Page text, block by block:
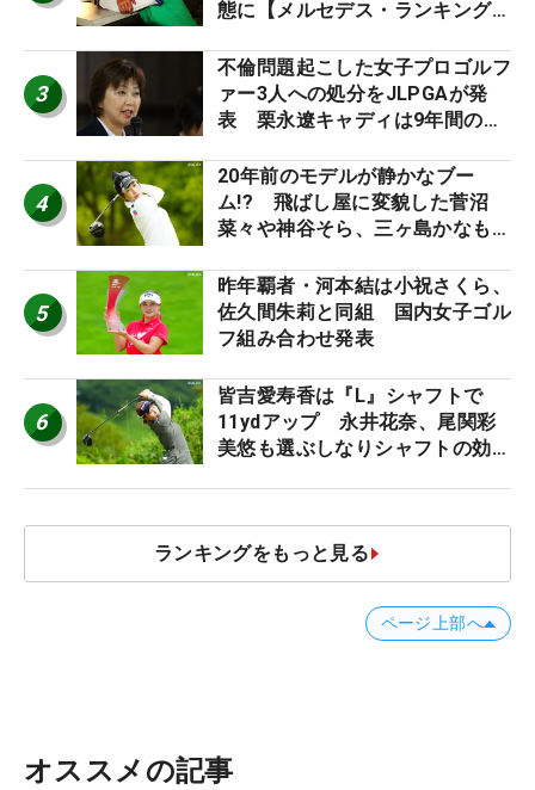
態に【メルセデス・ランキング番
3
不倫問題起こした女子プロゴルフ
ァー3人への処分をJLPGAが発
表 栗永遼キャディは9年間の立
4
20年前のモデルが静かなブー
ム!? 飛ばし屋に変貌した菅沼
菜々や神谷そら、三ヶ島かなも使
ロたちの“飛ばしギア”】
5
昨年覇者・河本結は小祝さくら、
佐久間朱莉と同組 国内女子ゴル
フ組み合わせ発表
6
皆吉愛寿香は『L』シャフトで
11ydアップ 永井花奈、尾関彩
美悠も選ぶしなりシャフトの効果
ランキングをもっと見る
ページ上部へ
オススメの記事